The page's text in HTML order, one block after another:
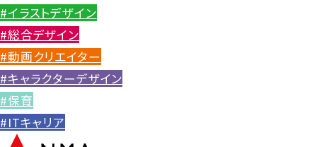
#イラストデザイン
#総合デザイン
#動画クリエイター
#キャラクターデザイン
#保育
#ITキャリア